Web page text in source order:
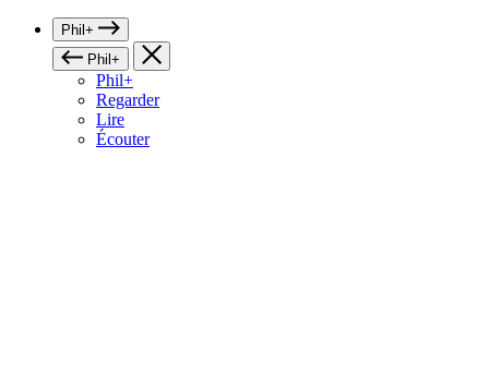
Phil+
Phil+
Phil+
Regarder
Lire
Écouter